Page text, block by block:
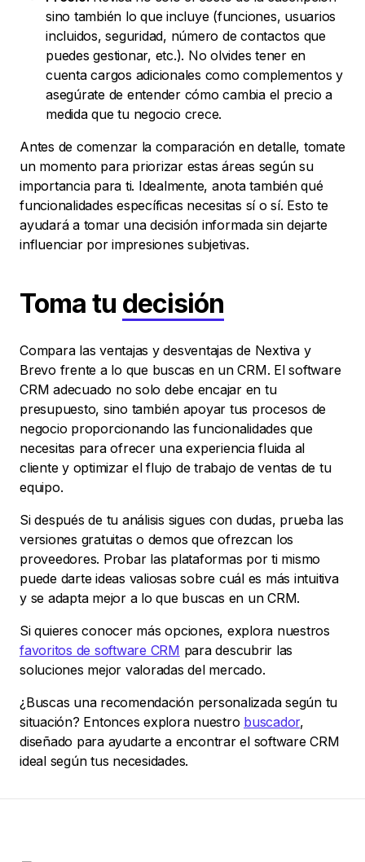
sino también lo que incluye (funciones, usuarios
incluidos, seguridad, número de contactos que
puedes gestionar, etc.). No olvides tener en
cuenta cargos adicionales como complementos y
asegúrate de entender cómo cambia el precio a
medida que tu negocio crece.
Antes de comenzar la comparación en detalle, tomate
un momento para priorizar estas áreas según su
importancia para ti. Idealmente, anota también qué
funcionalidades específicas necesitas sí o sí. Esto te
ayudará a tomar una decisión informada sin dejarte
influenciar por impresiones subjetivas.
Toma tu decisión
Compara las ventajas y desventajas de Nextiva y
Brevo frente a lo que buscas en un CRM. El software
CRM adecuado no solo debe encajar en tu
presupuesto, sino también apoyar tus procesos de
negocio proporcionando las funcionalidades que
necesitas para ofrecer una experiencia fluida al
cliente y optimizar el flujo de trabajo de ventas de tu
equipo.
Si después de tu análisis sigues con dudas, prueba las
versiones gratuitas o demos que ofrezcan los
proveedores. Probar las plataformas por ti mismo
puede darte ideas valiosas sobre cuál es más intuitiva
y se adapta mejor a lo que buscas en un CRM.
Si quieres conocer más opciones, explora nuestros
favoritos de software CRM para descubrir las
soluciones mejor valoradas del mercado.
¿Buscas una recomendación personalizada según tu
situación? Entonces explora nuestro buscador,
diseñado para ayudarte a encontrar el software CRM
ideal según tus necesidades.